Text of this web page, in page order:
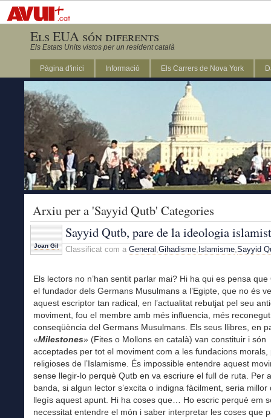
Els EUA són diferents
Els Estats Units vistos per un resident català
Pàgina d'inici Informació Els Carrers de Nova York
Arxiu per a 'Sayyid Qutb' Categories
Joan Gil
Sayyid Qutb, pare de la ideologia
Classificat com a General ,Gihadisme, Islamisme,Sayyid
Els lectors no n’han sentit parlar mai? Hi ha qui es pensa que
el fundador dels Germans Musulmans a l’Egipte, que no és
aquest escriptor tan radical, en l’actualitat rebutjat pel seu
moviment, fou el membre amb més influencia, més
conseqüència del Germans Musulmans. Els seus llibres, en
«Milestones» (Fites o Mollons en català) van constituir i són
acceptades per tot el moviment com a les fundacions morals,
religioses de l’Islamisme. És impossible entendre aquest
sense llegir-lo perquè Qutb en va escriure el full de ruta. Per
banda, si algun lector s’excita o indigna fàcilment, seria millor
llegís aquest apunt. Hi ha coses que… Ho escric perquè em
necessitat entendre el món i saber interpretar les coses que